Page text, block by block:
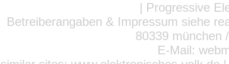
| Progressive
Betreiberangaben & Impressum siehe
80339 münchen
E-Mail: